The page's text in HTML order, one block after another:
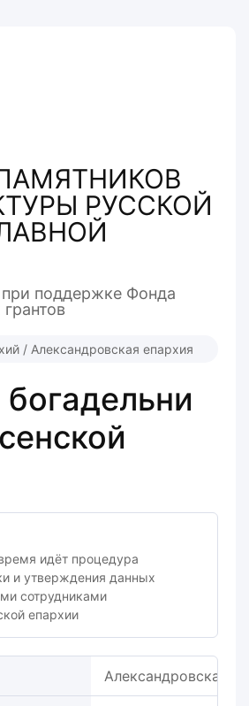
РУССКОЙ
при поддержке Фонда
/ Александровская епархия
идёт процедура
и утверждения данных
сотрудниками
епархии
Александровская